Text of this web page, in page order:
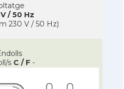
/ 50 Hz
230 V / 50 Hz)
s C / F -